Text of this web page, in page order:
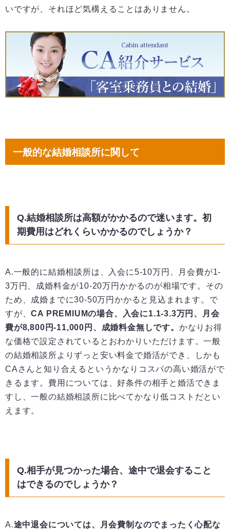
いですが、それほど気構えることはありません。
一般的な結婚相談所に関して
Q.結婚相談所は高額がかかるので迷います。初
期費用はどれくらいかかるのでしょうか？
A.一般的に結婚相談所は、入会に5-10万円、月会費が1-
3万円、成婚料金が10-20万円かかるのが相場です。その
ため、成婚までに30-50万円かかると見込まれます。で
すが、CA PREMIUMの場合、入会に1.1-3.3万円、月会
費が8,800円-11,000円、成婚料金無しです。 かなりお得
な価格で設定されているとおわかりいただけます。一般
の結婚相談所よりずっと安い料金で婚活ができ、しかも
CAさんと知り合えるというかなりコスパの高い婚活がで
きるます。費用については、好条件の相手と婚活できま
すし、一般の結婚相談所に比べてかなり低コストだとい
えます。
Q.相手が見つかった場合、途中で退会すること
はできるのでしょうか？
A.途中退会については、月会費制なのでまったく心配な